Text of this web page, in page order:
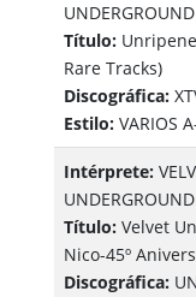
Título:
Rare Tracks)
Discográfica:
Estilo:VARIOS
Intérprete:
Título:Velvet
Nico-45º
Discográfica: